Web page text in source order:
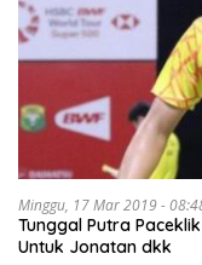
Minggu, 17 Mar 2019 -
Tunggal Putra
Untuk Jonatan dkk